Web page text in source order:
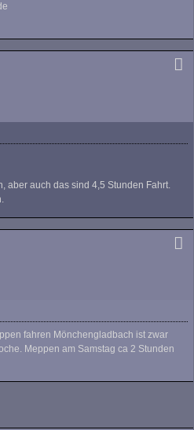
aber auch das sind 4,5 Stunden Fahrt.
fahren Mönchengladbach ist zwar
Meppen am Samstag ca 2 Stunden